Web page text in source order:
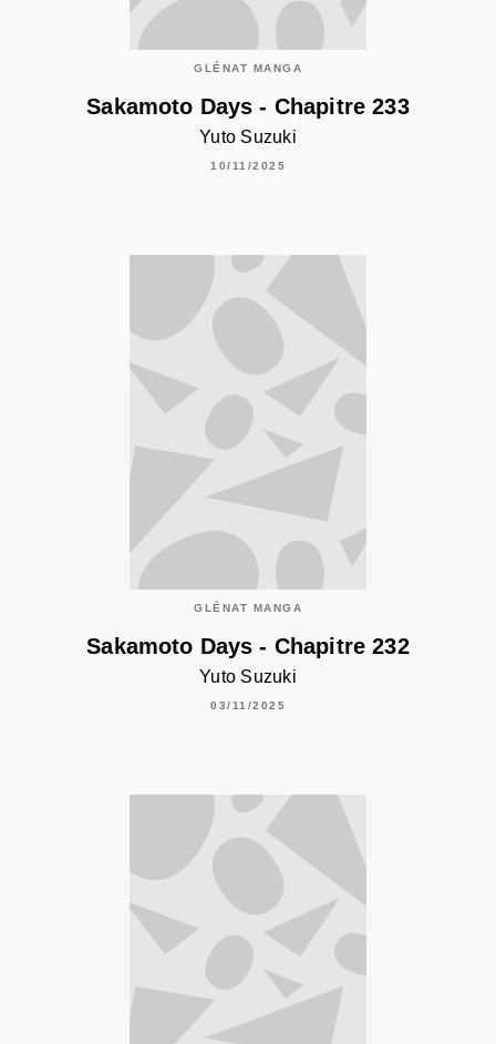
GLÉNAT MANGA
Sakamoto Days - Chapitre 233
Yuto Suzuki
10/11/2025
GLÉNAT MANGA
Sakamoto Days - Chapitre 232
Yuto Suzuki
03/11/2025